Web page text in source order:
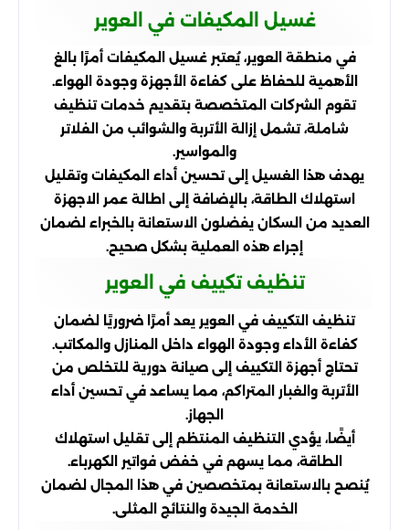
غسيل المكيفات في العوير
في منطقة العوير، يُعتبر غسيل المكيفات أمرًا بالغ
الأهمية للحفاظ على كفاءة الأجهزة وجودة الهواء.
تقوم الشركات المتخصصة بتقديم خدمات تنظيف
شاملة، تشمل إزالة الأتربة والشوائب من الفلاتر
والمواسير.
يهدف هذا الغسيل إلى تحسين أداء المكيفات وتقليل
استهلاك الطاقة، بالإضافة إلى اطالة عمر الاجهزة
العديد من السكان يفضلون الاستعانة بالخبراء لضمان
إجراء هذه العملية بشكل صحيح.
تنظيف تكييف في العوير
تنظيف التكييف في العوير يعد أمرًا ضروريًا لضمان
كفاءة الأداء وجودة الهواء داخل المنازل والمكاتب.
تحتاج أجهزة التكييف إلى صيانة دورية للتخلص من
الأتربة والغبار المتراكم، مما يساعد في تحسين أداء
الجهاز.
أيضًا، يؤدي التنظيف المنتظم إلى تقليل استهلاك
الطاقة، مما يسهم في خفض فواتير الكهرباء.
يُنصح بالاستعانة بمتخصصين في هذا المجال لضمان
الخدمة الجيدة والنتائج المثلى.